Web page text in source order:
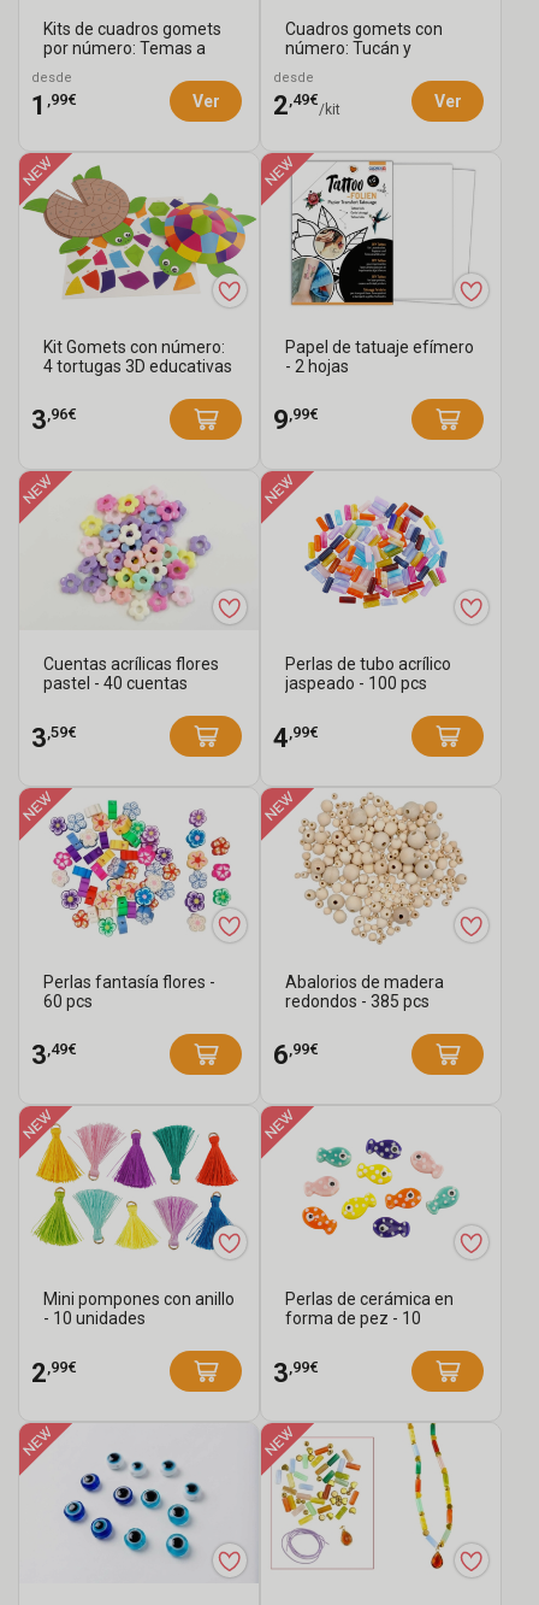
Scrapbooking
Bases
decorar
VENTAS
LIQUIDACIÓN
Kits de cuadros gomets
por número: Temas a
elegir
desde
1 ,99€ Ver
Cuadros gomets con
número: Tucán y
Flamenco rosa
desde
2,49€
/kit Ver
Kit Gomets con número:
4 tortugas 3D educativas
3 ,96€
Papel de tatuaje efímero
- 2 hojas
9 ,99€
Cuentas acrílicas flores
pastel - 40 cuentas
3 ,59€
Perlas de tubo acrílico
jaspeado - 100 pcs
4 ,99€
Perlas fantasía flores -
60 pcs
3 ,49€
Abalorios de madera
redondos - 385 pcs
6 ,99€
Mini pompones con anillo
- 10 unidades
2 ,99€
Perlas de cerámica en
forma de pez - 10
3 ,99€